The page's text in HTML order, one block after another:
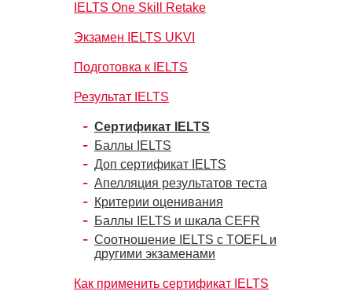
IELTS One Skill Retake
Экзамен IELTS UKVI
Подготовка к IELTS
Результат IELTS
Сертификат IELTS
Баллы IELTS
Доп сертификат IELTS
Апелляция результатов теста
Критерии оценивания
Баллы IELTS и шкала CEFR
Соотношение IELTS с TOEFL и
другими экзаменами
Как применить сертификат IELTS